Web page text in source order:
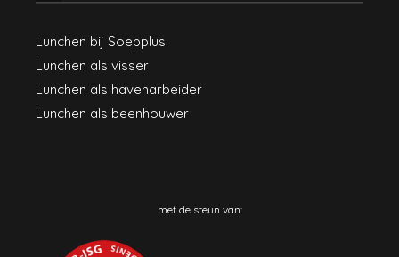
Lunchen bij Soepplus
Lunchen als visser
Lunchen als havenarbeider
Lunchen als beenhouwer
met de steun van: